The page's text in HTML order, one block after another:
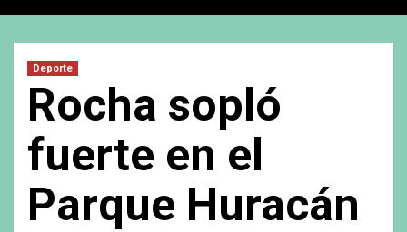
Deporte
Rocha sopló
fuerte en el
Parque Huracán